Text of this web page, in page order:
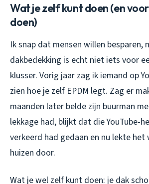
Wat je zelf kunt doen (en
doen)
Ik snap dat mensen willen besparen,
dakbedekking is echt niet iets voor
klusser. Vorig jaar zag ik iemand op
zien hoe je zelf EPDM legt. Zag er
maanden later belde zijn buurman
lekkage had, blijkt dat die YouTube-
verkeerd had gedaan en nu lekte
huizen door.
Wat je wel zelf kunt doen: je dak